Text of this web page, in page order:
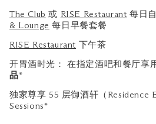
The Club 或 RISE Restaurant 每日
& Lounge 每日早餐套餐
RISE Restaurant 下午茶
开胃酒时光： 在指定酒吧和餐厅享
品*
独家尊享 55 层御酒轩（Residence
Sessions*